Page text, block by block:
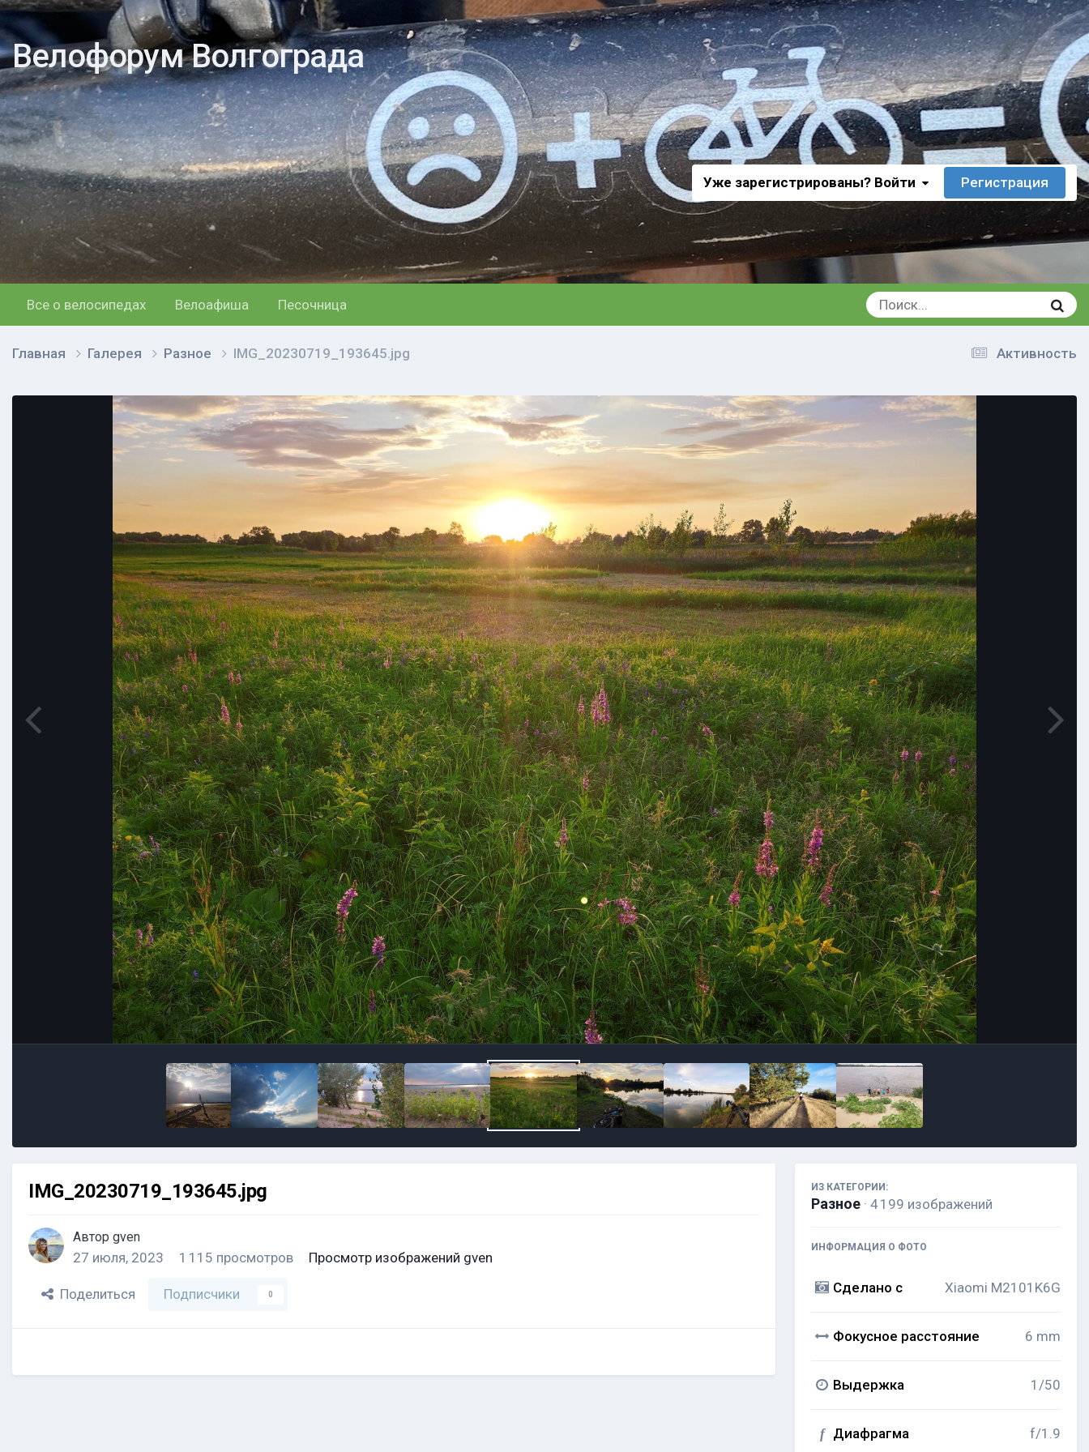
Велофорум Волгограда
Уже зарегистрированы? Войти Регистрация
Все о велосипедах Велоафиша Песочница
Активность
Главная Галерея Разное IMG_20230719_193645.jpg
IMG_20230719_193645.jpg
Автор gven
27 июля, 2023 1 115 просмотров Просмотр изображений gven
Поделиться Подписчики 0
ИЗ КАТЕГОРИИ:
Разное · 4 199 изображений
ИНФОРМАЦИЯ О ФОТО
Сделано с Xiaomi M2101K6G
Фокусное расстояние 6 mm
Выдержка 1/50
f Диафрагма f/1.9